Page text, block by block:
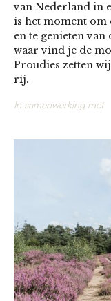
van Nederland in
is het moment om
en te genieten
waar vind je de
Proudies zetten
rij.
In samenwerking met